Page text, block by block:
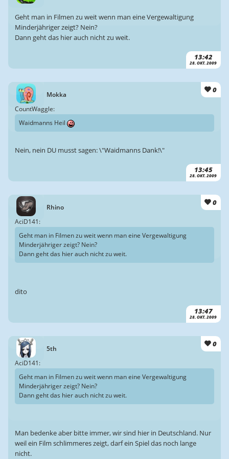
13:42
28. OKT. 2009
Geht man in Filmen zu weit wenn man eine Vergewaltigung
Minderjähriger zeigt? Nein?
Dann geht das hier auch nicht zu weit.
Mokka
0
13:45
28. OKT. 2009
CountWaggle:
Waidmanns Heil
Nein, nein DU musst sagen: \"Waidmanns Dank!\"
Rhino
0
13:47
28. OKT. 2009
AciD141:
Geht man in Filmen zu weit wenn man eine Vergewaltigung
Minderjähriger zeigt? Nein?
Dann geht das hier auch nicht zu weit.
dito
5th
0
AciD141:
Geht man in Filmen zu weit wenn man eine Vergewaltigung
Minderjähriger zeigt? Nein?
Dann geht das hier auch nicht zu weit.
Man bedenke aber bitte immer, wir sind hier in Deutschland. Nur
weil ein Film schlimmeres zeigt, darf ein Spiel das noch lange
nicht.